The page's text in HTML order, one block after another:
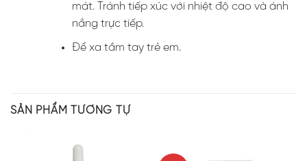
mát. Tránh tiếp xúc với nhiệt độ cao và ánh
nắng trực tiếp.
Để xa tầm tay trẻ em.
SẢN PHẨM TƯƠNG TỰ